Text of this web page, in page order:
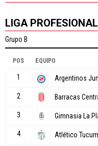
LIGA PROFESIONAL